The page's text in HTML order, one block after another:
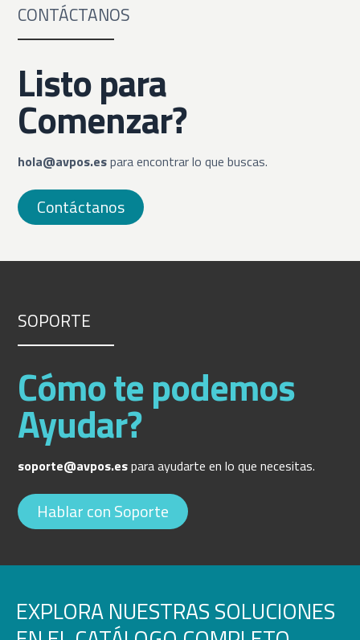
CONTÁCTANOS
Listo para
Comenzar?
hola@avpos.espara encontrar lo que buscas.
Contáctanos
SOPORTE
Cómo te podemos
Ayudar?
soporte@avpos.espara ayudarte en lo que necesitas.
Hablar con Soporte
EXPLORA NUESTRAS SOLUCIONES